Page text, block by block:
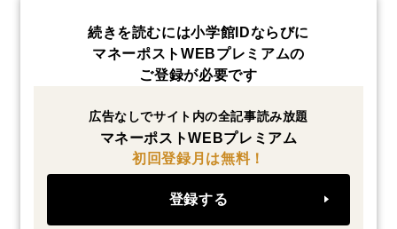
続きを読むには小学館IDならびに
マネーポストWEBプレミアムの
ご登録が必要です
広告なしでサイト内の全記事読み放題
マネーポストWEBプレミアム
初回登録月は無料！
登録する